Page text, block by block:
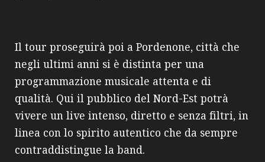
Il tour proseguirà poi a Pordenone, città che
negli ultimi anni si è distinta per una
programmazione musicale attenta e di
qualità. Qui il pubblico del Nord-Est potrà
vivere un live intenso, diretto e senza filtri, in
linea con lo spirito autentico che da sempre
contraddistingue la band.